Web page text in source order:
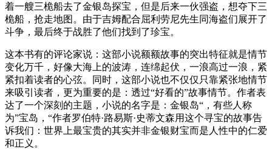
着一艘三桅船去了金银岛探宝，但是后来一伙强盗，想夺下三
桅船，抢走地图。由于吉姆配合屈利劳尼先生同海盗们展开了
斗争，最后终于战胜了他们找到了珍宝。
这本书有的评论家说：这部小说额额故事的突出特征就是情节
变化万千，好像大海上的波涛，连绵起伏，一浪高过一浪，紧
紧扣着读者的心弦。同时，这部小说也不仅仅只靠紧张地情节
来吸引读者，更为重要的是：透过“好看的”故事情节。作者表
达了一个深刻的主题，小说的名字是：金银岛“，有些人称
为”宝岛，“作者罗伯特·路易斯·史蒂文森用这个寻宝的故事告
诉我们：世界上最宝贵的其实并非金银财宝而是人性中的仁爱
和正义。